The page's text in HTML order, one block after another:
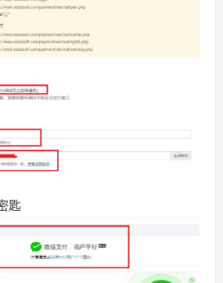
匙